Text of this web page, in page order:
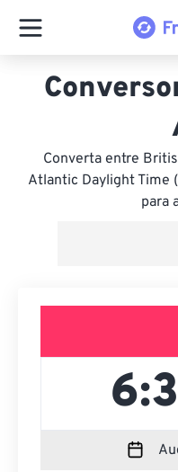
Converta entre
Atlantic Daylight Time
para